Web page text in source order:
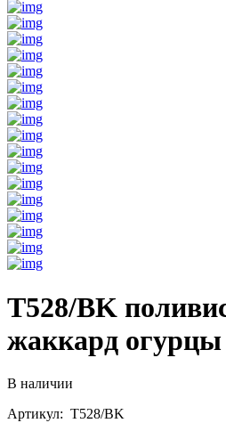
T528/BK
жаккард огурцы
В наличии
Артикул: T528/BK